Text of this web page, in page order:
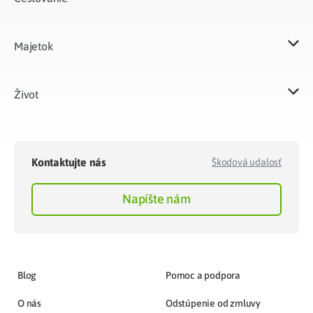
Majetok​
Život​
Kontaktujte nás Škodová udalosť
Napíšte nám
Blog
O nás
Pomoc a podpora
Odstúpenie od zmluvy